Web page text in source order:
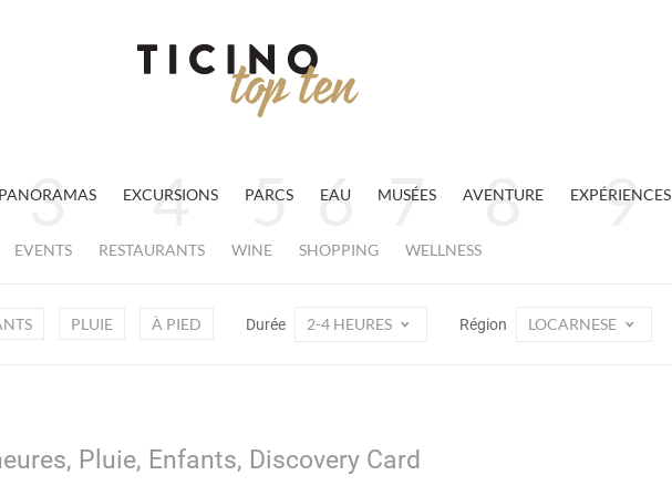
EXCURSIONS PARCS EAU MUSÉES AVENTURE EXPÉRIENCES
EVENTS RESTAURANTS WINE SHOPPING WELLNESS
PLUIE À PIED Durée 2-4 HEURES Région LOCARNESE
Pluie, Enfants, Discovery Card